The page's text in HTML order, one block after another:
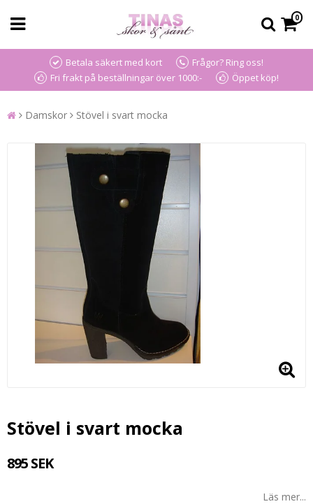
0
Betala säkert med kort
Frågor? Ring oss!
Fri frakt på beställningar över 1000:-
Öppet köp!
Damskor Stövel i svart mocka
Stövel i svart mocka
895 SEK
Läs mer...